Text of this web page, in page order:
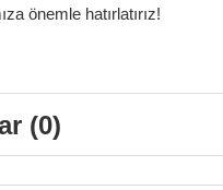
önemle hatırlatırız!
(0)